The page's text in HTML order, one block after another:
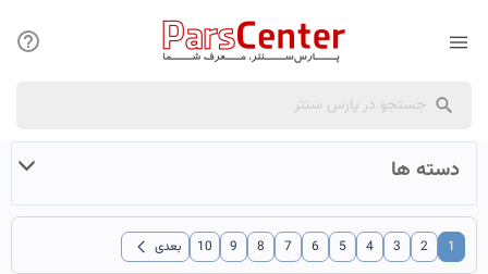
دسته ها
1
2
3
4
5
6
7
8
9
10 بعدی chevron_left